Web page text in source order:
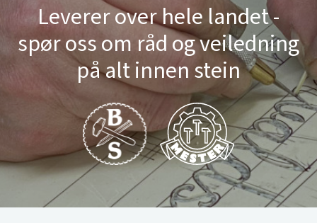
Leverer over hele landet -
spør oss om råd og veiledning
på alt innen stein